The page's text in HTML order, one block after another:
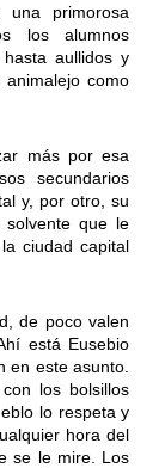
primorosa
los alumnos
aullidos y
como
más por esa
secundarios
y, por otro, su
que le
ciudad capital
de poco valen
está Eusebio
en este asunto.
los bolsillos
lo respeta y
hora del
se le mire. Los